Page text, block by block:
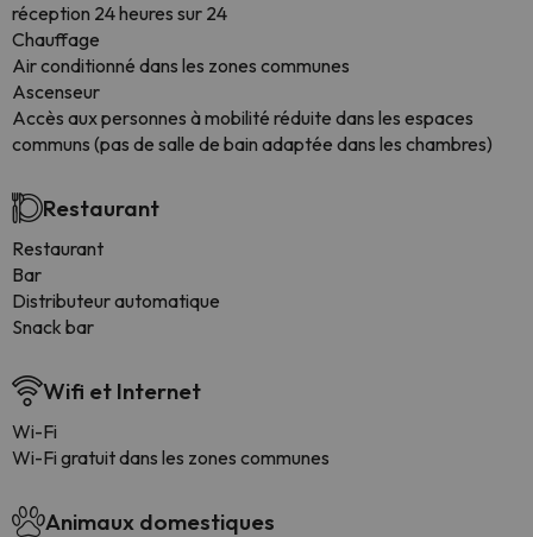
réception 24 heures sur 24
Chauffage
Air conditionné dans les zones communes
Ascenseur
Accès aux personnes à mobilité réduite dans les espaces
communs (pas de salle de bain adaptée dans les chambres)
Restaurant
Restaurant
Bar
Distributeur automatique
Snack bar
Wifi et Internet
Wi-Fi
Wi-Fi gratuit dans les zones communes
Animaux domestiques